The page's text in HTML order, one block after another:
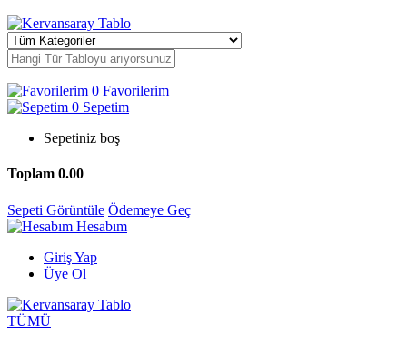
0 Favorilerim
0 Sepetim
Sepetiniz boş
Toplam 0.00
Sepeti Görüntüle Ödemeye Geç
Hesabım
Giriş Yap
Üye Ol
TÜMÜ